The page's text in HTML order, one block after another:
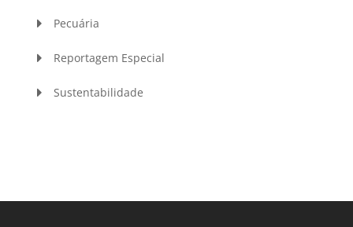
Pecuária
Reportagem Especial
Sustentabilidade